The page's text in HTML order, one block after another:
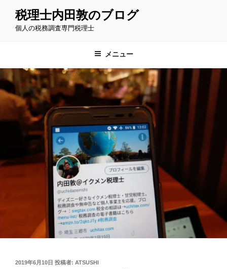
ス
キ
ッ
税理士内田敦のブログ
個人の税務調査専門税理士
メニュー
投
2019年6月10日 投稿者: ATSUSHI